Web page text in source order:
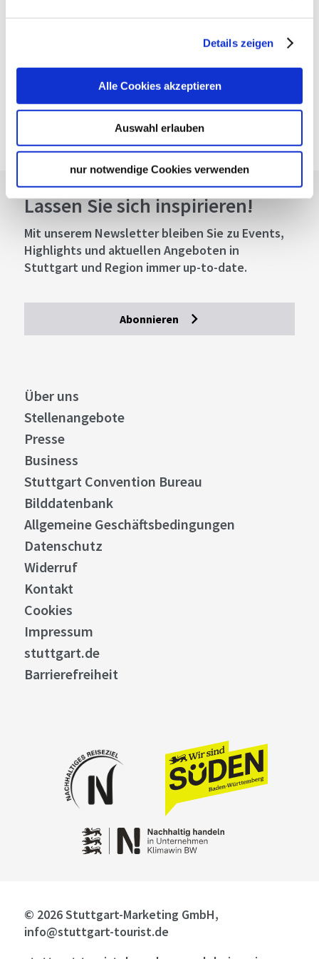
Details zeigen
Alle Cookies akzeptieren
Auswahl erlauben
nur notwendige Cookies verwenden
PolygoCard, App oder Telefon entliehen werden und
www.mypolygo.debestellt werden. Weitere
Informationen rund um das RegioRadStuttgart gibt es
Pedelecs werden durch den Verband Region
Stuttgart finanziert.
Lassen Sie sich inspirieren!
Mit unserem Newsletter bleiben Sie zu Events,
Highlights und aktuellen Angeboten in
Stuttgart und Region immer up-to-date.
Abonnieren
Über uns
Stellenangebote
Presse
Business
Stuttgart Convention Bureau
Bilddatenbank
Allgemeine Geschäftsbedingungen
Datenschutz
Widerruf
Kontakt
Cookies
Impressum
stuttgart.de
Barrierefreiheit
© 2026 Stuttgart-Marketing GmbH,
info@stuttgart-tourist.de